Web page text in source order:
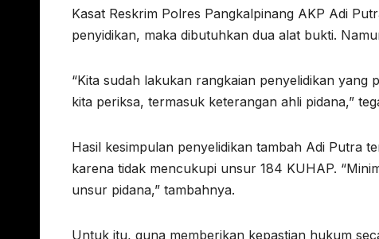
Kasat Reskrim Polres Pangkalpinang AKP Adi
penyidikan, maka dibutuhkan dua alat bukti.
“Kita sudah lakukan rangkaian penyelidikan yang
kita periksa, termasuk keterangan ahli pidana,”
Hasil kesimpulan penyelidikan tambah Adi Putra
karena tidak mencukupi unsur 184 KUHAP.
unsur pidana,” tambahnya.
Untuk itu, guna memberikan kepastian hukum